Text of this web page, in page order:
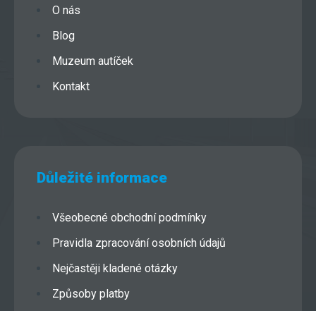
O nás
Blog
Muzeum autíček
Kontakt
Důležité informace
Všeobecné obchodní podmínky
Pravidla zpracování osobních údajů
Nejčastěji kladené otázky
Způsoby platby